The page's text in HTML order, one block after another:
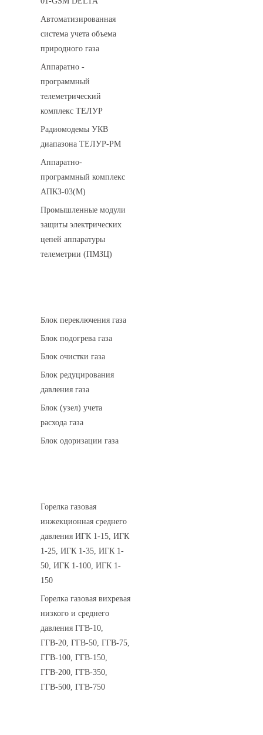
Автоматизированная
система учета объема
природного газа
Аппаратно -
программный
телеметрический
комплекс ТЕЛУР
Радиомодемы УКВ
диапазона ТЕЛУР-РМ
Аппаратно-
программный комплекс
АПКЗ-03(М)
Промышленные модули
защиты электрических
цепей аппаратуры
телеметрии (ПМЗЦ)
Блок переключения газа
Блок подогрева газа
Блок очистки газа
Блок редуцирования
давления газа
Блок (узел) учета
расхода газа
Блок одоризации газа
Горелка газовая
инжекционная среднего
давления ИГК 1-15, ИГК
1-25, ИГК 1-35, ИГК 1-
50, ИГК 1-100, ИГК 1-
150
Горелка газовая вихревая
низкого и среднего
давления ГГВ-10,
ГГВ-20, ГГВ-50, ГГВ-75,
ГГВ-100, ГГВ-150,
ГГВ-200, ГГВ-350,
ГГВ-500, ГГВ-750